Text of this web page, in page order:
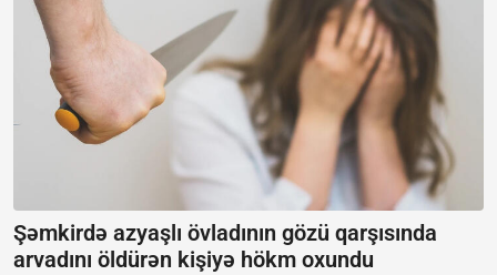
Şəmkirdə azyaşlı övladının gözü qarşısında
arvadını öldürən kişiyə hökm oxundu